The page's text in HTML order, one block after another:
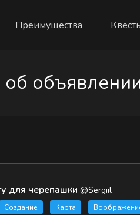
Преимущества
для черепашки @Sergiil
Создание Карта